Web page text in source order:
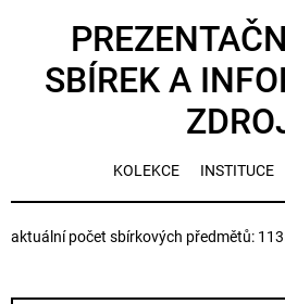
SBÍREK A
KOLEKCE INSTITUCE
aktuální počet sbírkových předmětů: